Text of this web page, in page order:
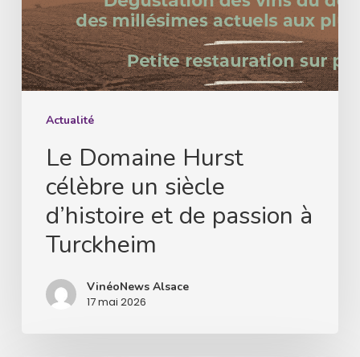
Actualité
passion
à
Turckheim
Le Domaine Hurst
célèbre un siècle
d’histoire et de passion à
Turckheim
VinéoNews Alsace
17 mai 2026